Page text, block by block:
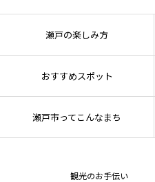
瀬戸の楽しみ方
おすすめスポット
瀬戸市ってこんなまち
観光のお手伝い